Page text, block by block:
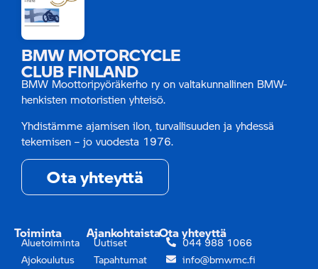
BMW MOTORCYCLE
CLUB FINLAND
BMW Moottoripyöräkerho ry on valtakunnallinen BMW-
henkisten motoristien yhteisö.
Yhdistämme ajamisen ilon, turvallisuuden ja yhdessä
tekemisen – jo vuodesta 1976.
Ota yhteyttä
Toiminta
Aluetoiminta
Ajokoulutus
Ajankohtaista
Uutiset
Tapahtumat
Ota yhteyttä
044 988 1066
info@bmwmc.fi